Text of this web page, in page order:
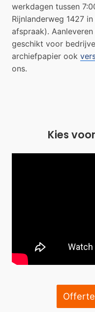
werkdagen tussen
Rijnlanderweg 1427
afspraak).
geschikt voor
archiefpapier ook
ons.
Kies